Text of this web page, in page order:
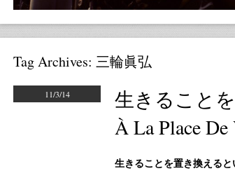
Tag Archives: 三輪眞弘
11/3/14
生きること
À La Place
生きることを置き換える